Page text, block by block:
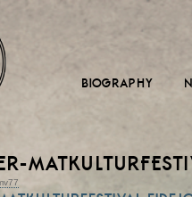
BIOGRAPHY